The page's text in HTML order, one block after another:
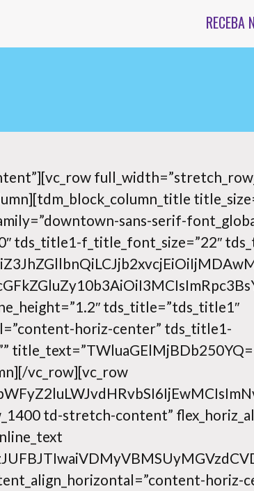
RECEBA
sans-serif-
tds_title1-f_title_font_size=”22″
tds_title=”tds_title1″
horiz-center” tds_title1-
vc_row][vc_row
td-stretch-content”
horiz-